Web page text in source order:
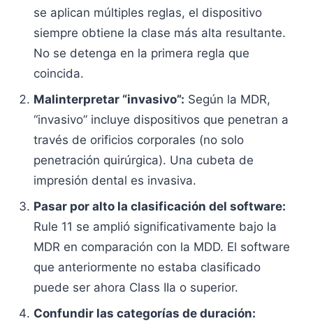
se aplican múltiples reglas, el dispositivo
siempre obtiene la clase más alta resultante.
No se detenga en la primera regla que
coincida.
Malinterpretar “invasivo”: Según la MDR,
“invasivo” incluye dispositivos que penetran a
través de orificios corporales (no solo
penetración quirúrgica). Una cubeta de
impresión dental es invasiva.
Pasar por alto la clasificación del software:
Rule 11 se amplió significativamente bajo la
MDR en comparación con la MDD. El software
que anteriormente no estaba clasificado
puede ser ahora Class IIa o superior.
Confundir las categorías de duración: